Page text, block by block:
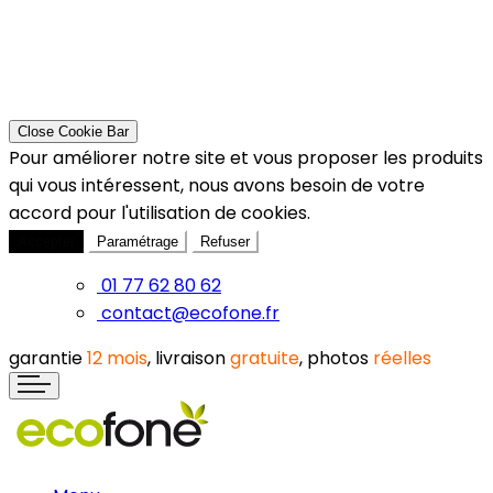
Close Cookie Bar
Pour améliorer notre site et vous proposer les produits
qui vous intéressent, nous avons besoin de votre
accord pour l'utilisation de cookies.
Paramétrage Refuser
01 77 62 80 62
contact@ecofone.fr
garantie12 mois, livraisongratuite, photos réelles